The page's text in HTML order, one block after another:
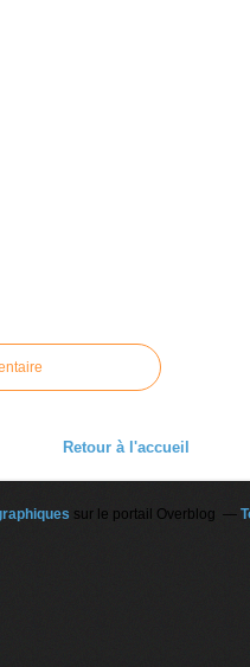
Retour à l'accueil
sur le portail Overblog